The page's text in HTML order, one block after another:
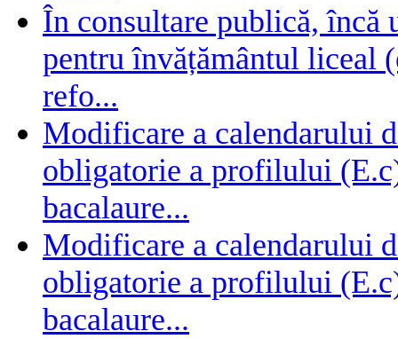
În consultare publică, încă
pentru învățământul liceal
refo...
Modificare a calendarului
obligatorie a profilului
bacalaure...
Modificare a calendarului
obligatorie a profilului
bacalaure...